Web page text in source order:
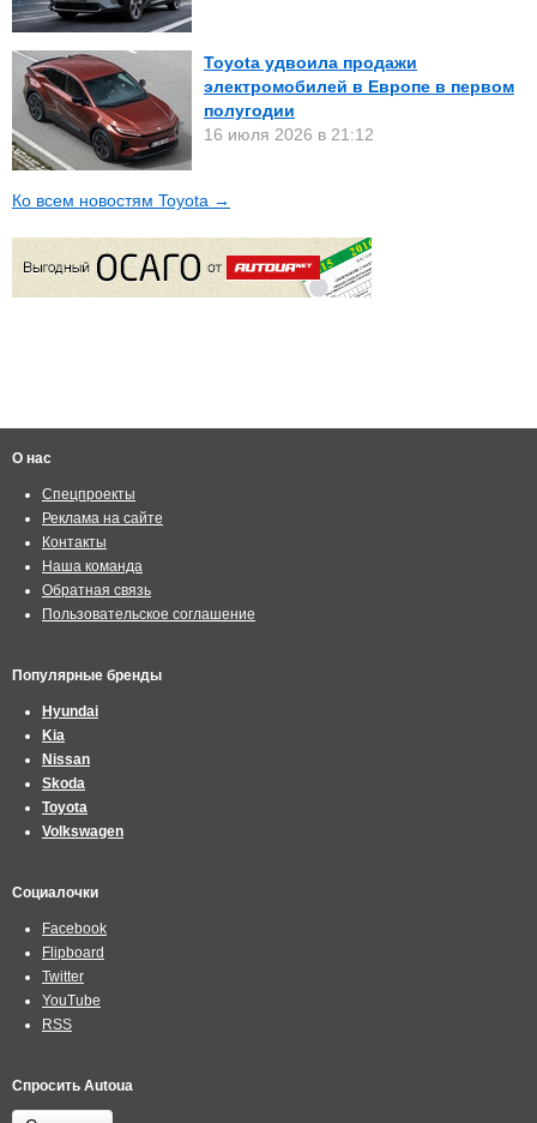
Toyota удвоила продажи
электромобилей в Европе в первом
полугодии
16 июля 2026 в 21:12
Ко всем новостям Toyota →
О нас
Спецпроекты
Реклама на сайте
Контакты
Наша команда
Обратная связь
Пользовательское соглашение
Популярные бренды
Hyundai
Kia
Nissan
Skoda
Toyota
Volkswagen
Социалочки
Facebook
Flipboard
Twitter
YouTube
RSS
Спросить Autoua